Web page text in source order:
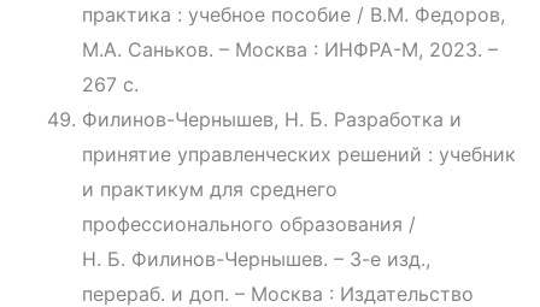
практика : учебное пособие / В.М. Федоров,
М.А. Саньков. – Москва : ИНФРА-М, 2023. –
267 с.
Филинов-Чернышев, Н. Б. Разработка и
принятие управленческих решений : учебник
и практикум для среднего
профессионального образования /
Н. Б. Филинов-Чернышев. – 3-е изд.,
перераб. и доп. – Москва : Издательство